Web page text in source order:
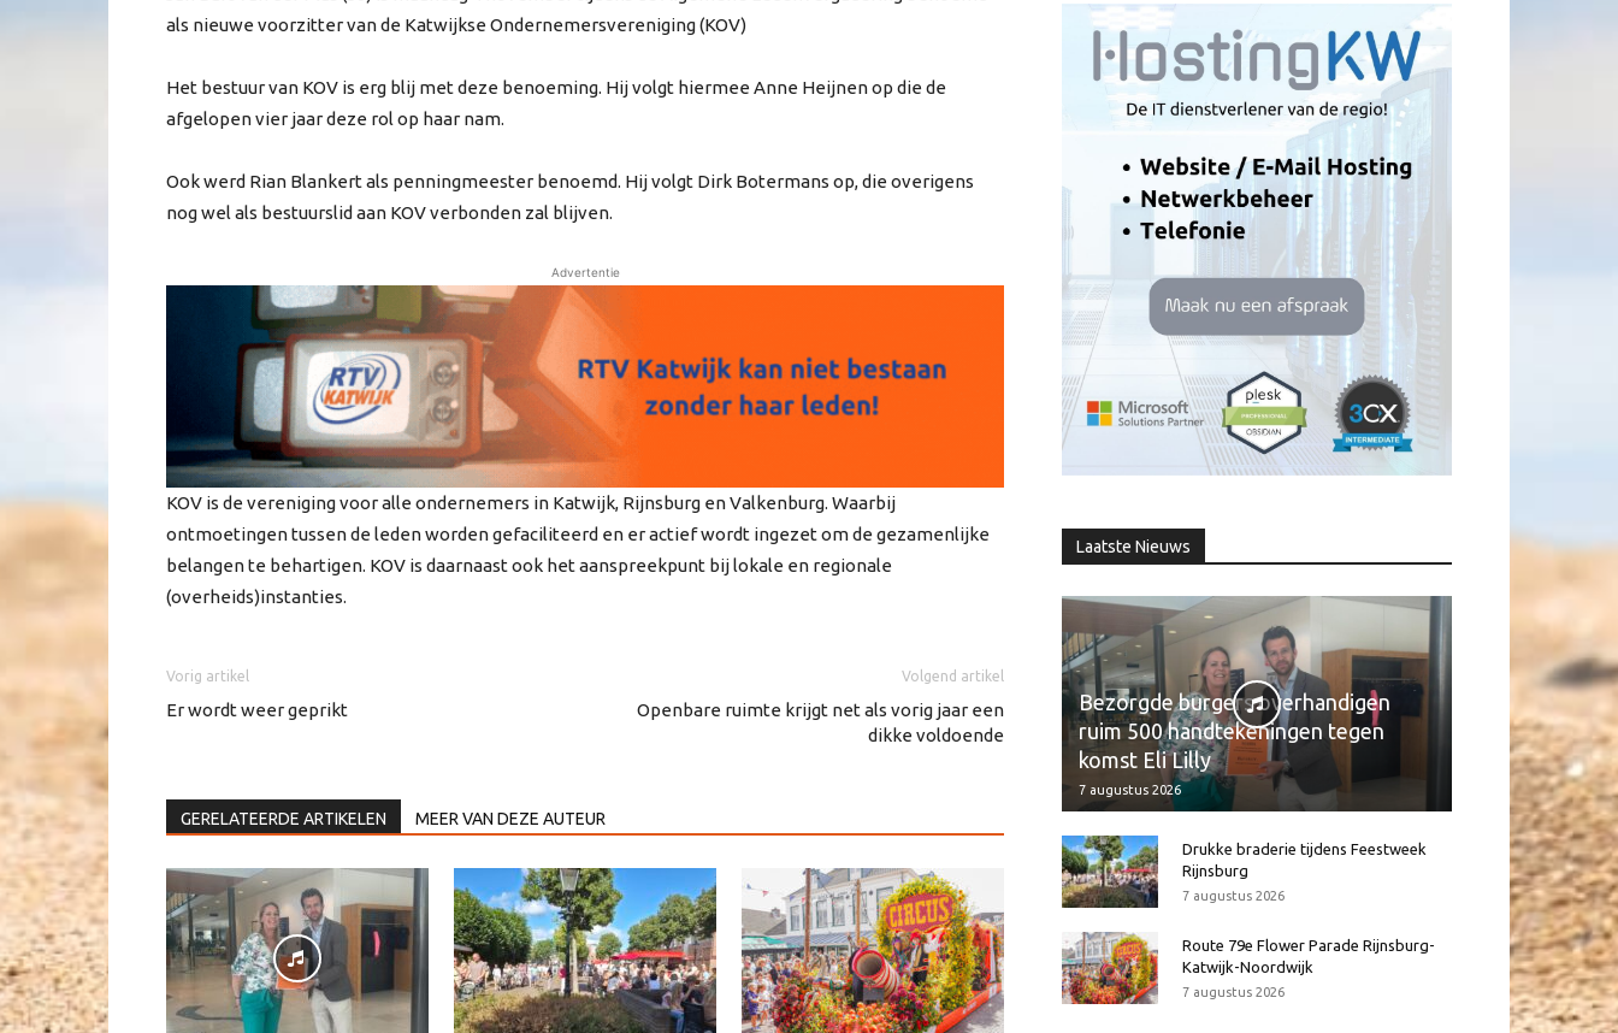
als nieuwe voorzitter van de Katwijkse Ondernemersvereniging (KOV)
Het bestuur van KOV is erg blij met deze benoeming. Hij volgt hiermee Anne Heijnen op die de
afgelopen vier jaar deze rol op haar nam.
Ook werd Rian Blankert als penningmeester benoemd. Hij volgt Dirk Botermans op, die overigens
nog wel als bestuurslid aan KOV verbonden zal blijven.
Advertentie
KOV is de vereniging voor alle ondernemers in Katwijk, Rijnsburg en Valkenburg. Waarbij
ontmoetingen tussen de leden worden gefaciliteerd en er actief wordt ingezet om de gezamenlijke
belangen te behartigen. KOV is daarnaast ook het aanspreekpunt bij lokale en regionale
(overheids)instanties.
Vorig artikel
Er wordt weer geprikt
Volgend artikel
Openbare ruimte krijgt net als vorig jaar een
dikke voldoende
GERELATEERDE ARTIKELEN MEER VAN DEZE AUTEUR
Laatste Nieuws
Bezorgde burgers overhandigen
ruim 500 handtekeningen tegen
komst Eli Lilly
7 augustus 2026
Drukke braderie tijdens Feestweek
Rijnsburg
7 augustus 2026
Route 79e Flower Parade Rijnsburg-
Katwijk-Noordwijk
7 augustus 2026